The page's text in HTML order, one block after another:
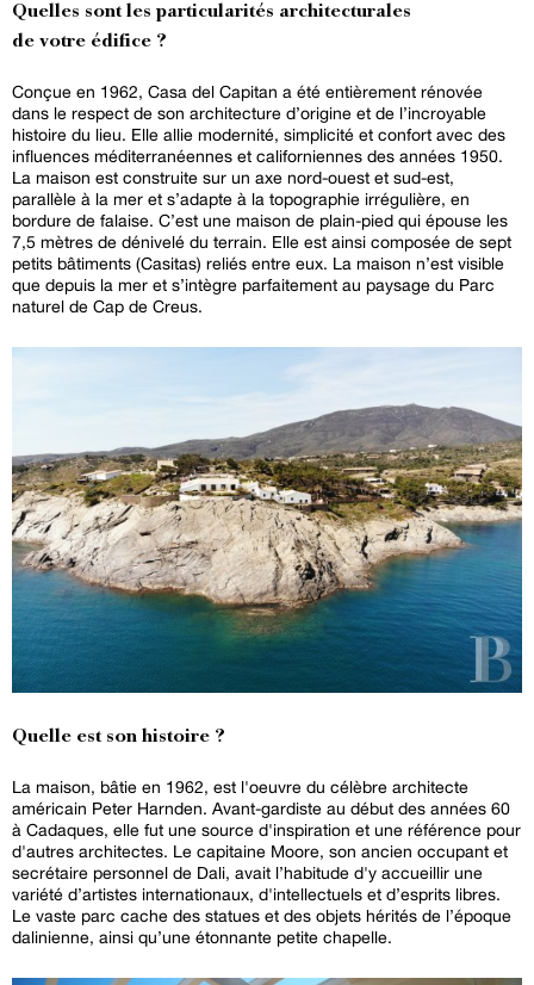
Quelles sont les particularités architecturales
de votre édifice ?
Conçue en 1962, Casa del Capitan a été entièrement rénovée
dans le respect de son architecture d’origine et de l’incroyable
histoire du lieu. Elle allie modernité, simplicité et confort avec des
influences méditerranéennes et californiennes des années 1950.
La maison est construite sur un axe nord-ouest et sud-est,
parallèle à la mer et s’adapte à la topographie irrégulière, en
bordure de falaise. C’est une maison de plain-pied qui épouse les
7,5 mètres de dénivelé du terrain. Elle est ainsi composée de sept
petits bâtiments (Casitas) reliés entre eux. La maison n’est visible
que depuis la mer et s’intègre parfaitement au paysage du Parc
naturel de Cap de Creus.
Quelle est son histoire ?
La maison, bâtie en 1962, est l'oeuvre du célèbre architecte
américain Peter Harnden. Avant-gardiste au début des années 60
à Cadaques, elle fut une source d'inspiration et une référence pour
d'autres architectes. Le capitaine Moore, son ancien occupant et
secrétaire personnel de Dali, avait l’habitude d'y accueillir une
variété d’artistes internationaux, d'intellectuels et d’esprits libres.
Le vaste parc cache des statues et des objets hérités de l’époque
dalinienne, ainsi qu’une étonnante petite chapelle.